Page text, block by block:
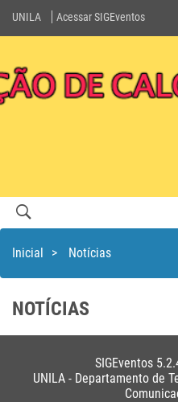
UNILA Acessar SIGEventos
Inicial > Notícias
NOTÍCIAS
SIGEventos
UNILA - Departamento de